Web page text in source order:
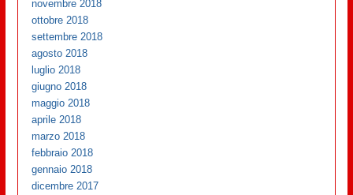
novembre 2018
ottobre 2018
settembre 2018
agosto 2018
luglio 2018
giugno 2018
maggio 2018
aprile 2018
marzo 2018
febbraio 2018
gennaio 2018
dicembre 2017